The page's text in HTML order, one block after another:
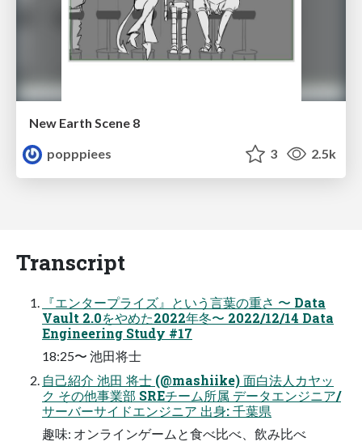
New Earth Scene 8
popppiees
3 2.5k
Transcript
『エンタープライズ』という言葉の重さ 〜 Data
Vault 2.0をやめた2022年冬〜 2022/12/14 Data
Engineering Study #17
18:25〜 池田将士
自己紹介 池田 将士 (@mashiike) 面白法人カヤッ
ク その他事業部 SREチーム所属 データエンジニア/
サーバーサイドエンジニア 出身: 千葉県
趣味: オンラインゲームと食べ比べ、飲み比べ